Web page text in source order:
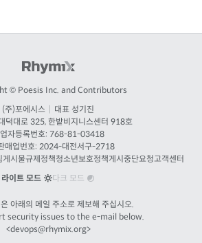
© Poesis Inc. and Contributors
(주)포에시스
대표 성기진
덕대로 325, 한밭비지니스센터 918호
자등록번호: 768-81-03418
매업번호: 2024-대전서구-2718
게시물규제정책청소년보호정책게시중단요청고객센터
라이트 모드
다크 모드
아래의 메일 주소로 제보해 주십시오.
security issues to the e-mail below.
<devops@rhymix.org>